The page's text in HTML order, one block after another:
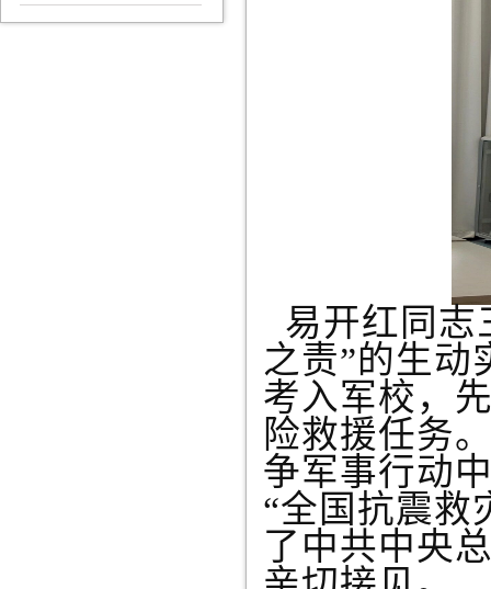
易开红 同志
之责”的生动
考入军校，
险救援任务
争军事行动
“全国抗震救
了中共中央